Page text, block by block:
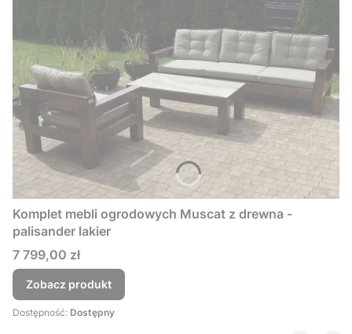
Komplet mebli ogrodowych Muscat z drewna -
palisander lakier
Cena
7 799,00 zł
Zobacz produkt
Dostępność: Dostępny